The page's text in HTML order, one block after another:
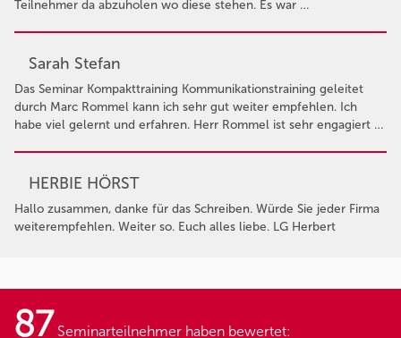
Teilnehmer da abzuholen wo diese stehen. Es war …
Sarah Stefan
Das Seminar Kompakttraining Kommunikationstraining geleitet
durch Marc Rommel kann ich sehr gut weiter empfehlen. Ich
habe viel gelernt und erfahren. Herr Rommel ist sehr engagiert …
HERBIE HÖRST
Hallo zusammen, danke für das Schreiben. Würde Sie jeder Firma
weiterempfehlen. Weiter so. Euch alles liebe. LG Herbert
87 Seminarteilnehmer haben bewertet: